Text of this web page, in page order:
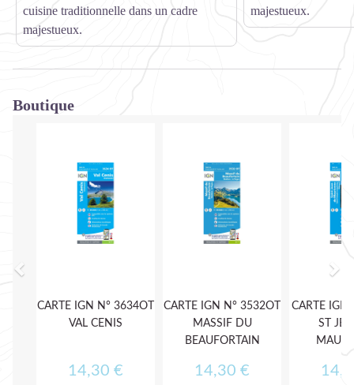
cuisine traditionnelle dans un cadre
majestueux.
majestueux.
Boutique